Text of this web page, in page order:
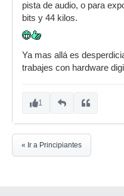
pista de audio, o para
bits y 44 kilos.
Ya mas allá es
trabajes con hardware
1
« Ir a Principiantes